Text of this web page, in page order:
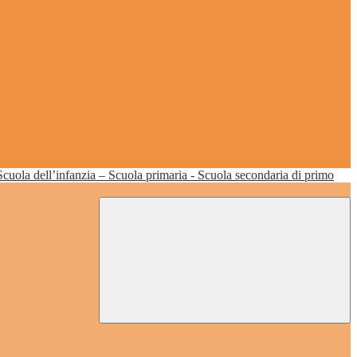
dell’infanzia – Scuola primaria - Scuola secondaria di primo